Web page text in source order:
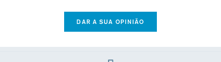
DAR A SUA OPINIÃO